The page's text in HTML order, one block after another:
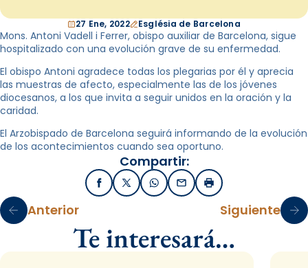
27 Ene, 2022 Església de Barcelona
Mons. Antoni Vadell i Ferrer, obispo auxiliar de Barcelona, sigue
hospitalizado con una evolución grave de su enfermedad.
El obispo Antoni agradece todas los plegarias por él y aprecia
las muestras de afecto, especialmente las de los jóvenes
diocesanos, a los que invita a seguir unidos en la oración y la
caridad.
El Arzobispado de Barcelona seguirá informando de la evolución
de los acontecimientos cuando sea oportuno.
Compartir:
FacebookX / TwitterWhatsApp
EmailImprimir
Anterior Siguiente
Te interesará…